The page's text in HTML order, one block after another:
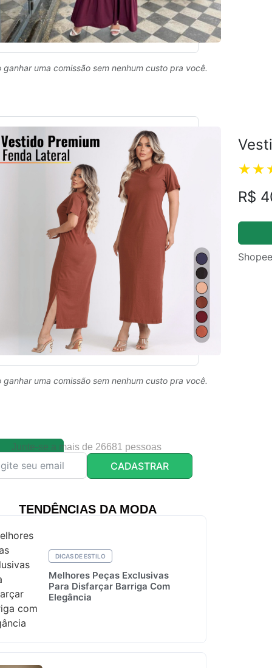
ganhar uma comissão sem nenhum custo pra você.
R$
ganhar uma comissão sem nenhum custo pra você.
Junte-se a mais de 26681 pessoas
CADASTRAR
TENDÊNCIAS DA MODA
DICAS DE ESTILO
Melhores Peças Exclusivas
Para Disfarçar Barriga Com
Elegância